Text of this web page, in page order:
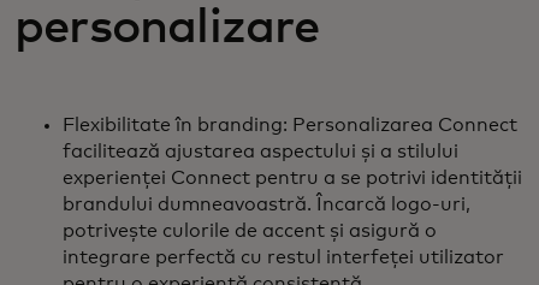
personalizare
Flexibilitate în branding: Personalizarea Connect
facilitează ajustarea aspectului și a stilului
experienței Connect pentru a se potrivi identității
brandului dumneavoastră. Încarcă logo-uri,
potrivește culorile de accent și asigură o
integrare perfectă cu restul interfeței utilizator